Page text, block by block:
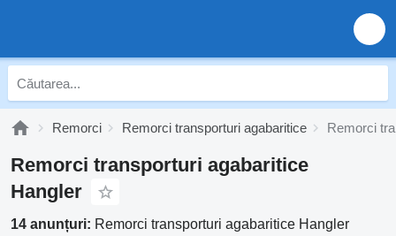
Remorci Remorci transporturi agabaritice Remorci
Remorci transporturi agabaritice
Hangler
14 anunțuri: Remorci transporturi agabaritice Hangler